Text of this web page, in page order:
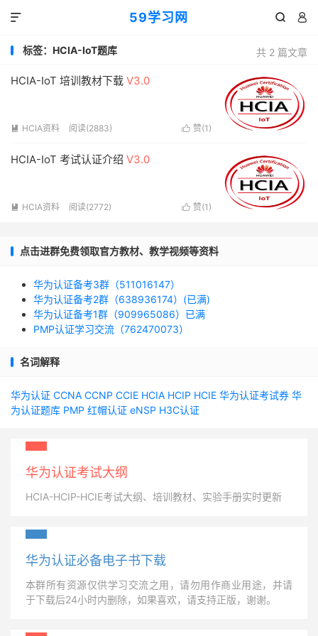
59学习网  

共 2 篇文章
标签：HCIA-IoT题库
HCIA-IoT 培训教材下载 V3.0
 赞(1 )
 HCIA资料 阅读(2883)
HCIA-IoT 考试认证介绍 V3.0
 赞(1 )
 HCIA资料 阅读(2772)
点击进群免费领取官方教材、教学视频等资料
华为认证备考3群（511016147）
华为认证备考2群（638936174）(已满)
华为认证备考1群（909965086）已满
PMP认证学习交流（762470073）
名词解释
华为认证 CCNA CCNP CCIE HCIA HCIP HCIE 华为认证考试券 华
为认证题库 PMP 红帽认证 eNSP H3C认证
华为认证考试大纲
HCIA-HCIP-HCIE考试大纲、培训教材、实验手册实时更新
华为认证必备电子书下载
本群所有资源仅供学习交流之用，请勿用作商业用途，并请
于下载后24小时内删除，如果喜欢，请支持正版，谢谢。